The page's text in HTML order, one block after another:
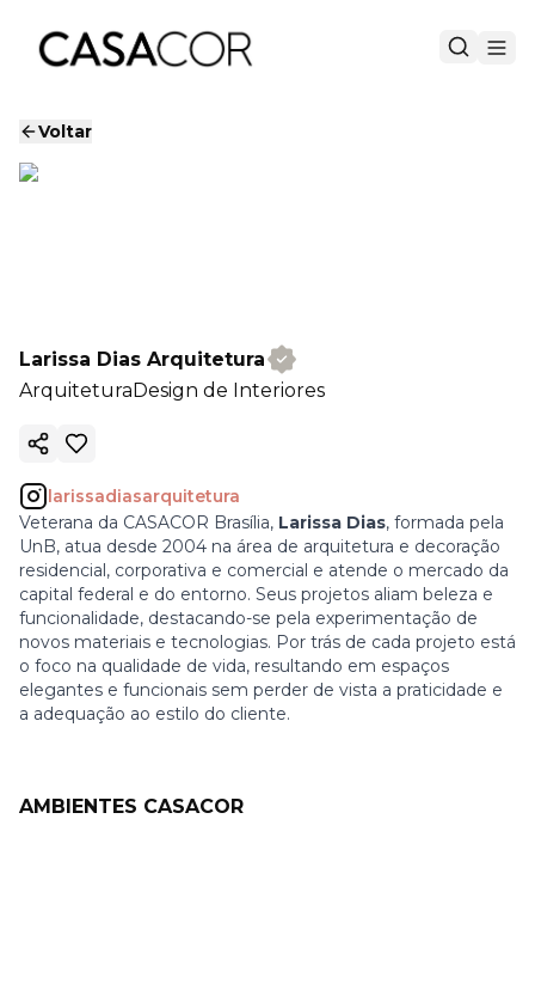
Voltar
Larissa Dias Arquitetura
ArquiteturaDesign de Interiores
Copiar link
larissadiasarquitetura
Veterana da CASACOR Brasília, Larissa Dias, formada pela
UnB, atua desde 2004 na área de arquitetura e decoração
residencial, corporativa e comercial e atende o mercado da
capital federal e do entorno. Seus projetos aliam beleza e
funcionalidade, destacando-se pela experimentação de
novos materiais e tecnologias. Por trás de cada projeto está
o foco na qualidade de vida, resultando em espaços
elegantes e funcionais sem perder de vista a praticidade e
a adequação ao estilo do cliente.
AMBIENTES CASACOR